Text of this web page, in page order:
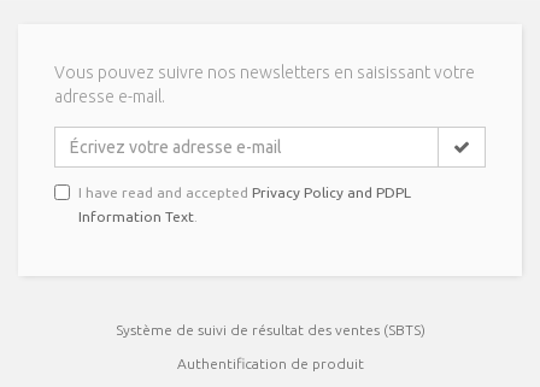
Vous pouvez suivre nos newsletters en saisissant votre
adresse e-mail.
I have read and accepted Privacy Policy and PDPL
Information Text
Système de suivi de résultat des ventes (SBTS)
Authentification de produit